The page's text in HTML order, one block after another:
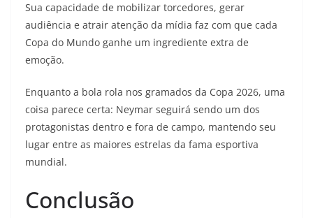
Sua capacidade de mobilizar torcedores, gerar
audiência e atrair atenção da mídia faz com que cada
Copa do Mundo ganhe um ingrediente extra de
emoção.
Enquanto a bola rola nos gramados da Copa 2026, uma
coisa parece certa: Neymar seguirá sendo um dos
protagonistas dentro e fora de campo, mantendo seu
lugar entre as maiores estrelas da fama esportiva
mundial.
Conclusão